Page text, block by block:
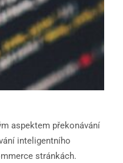
aspektem překonávání
inteligentního
stránkách.